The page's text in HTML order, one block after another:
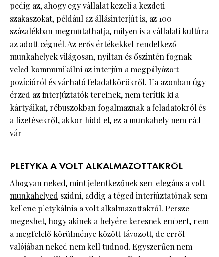
pedig az, ahogy egy vállalat kezeli a kezdeti
szakaszokat, például az állásinterjút is, az 100
százalékban megmutathatja, milyen is a vállalati kultúra
az adott cégnél. Az erős értékekkel rendelkező
munkahelyek világosan, nyíltan és őszintén fognak
veled kommunikálni azinterjún a megpályázott
pozícióról és várható feladatkörökről. Ha azonban úgy
érzed az interjúztatók terelnek, nem terítik ki a
kártyáikat, rébuszokban fogalmaznak a feladatokról és
a fizetésekről, akkor hidd el, ez a munkahely nem rád
vár.
PLETYKA A VOLT ALKALMAZOTTAKRÓL
Ahogyan neked, mint jelentkezőnek sem elegáns a volt
munkahelyed szidni, addig a téged interjúztatónak sem
kellene pletykálnia a volt alkalmazottakról. Persze
megeshet, hogy akinek a helyére keresnek embert, nem
a megfelelő körülménye között távozott, de erről
valójában neked nem kell tudnod. Egyszerűen nem